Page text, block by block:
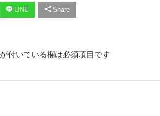
LINE Share
が付いている欄は必須項目です